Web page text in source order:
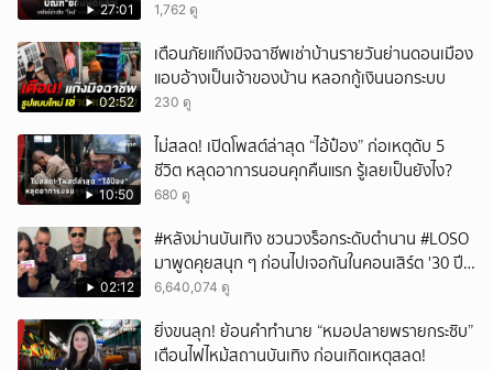
27:01 1,762 ดู
02:52
เตือนภัยแก๊งมิจฉาชีพเช่าบ้านรายวันย่านดอนเมือง
แอบอ้างเป็นเจ้าของบ้าน หลอกกู้เงินนอกระบบ
230 ดู
10:50
ไม่สลด! เปิดโพสต์ล่าสุด “ไอ้ป๋อง” ก่อเหตุดับ 5
ชีวิต หลุดอาการนอนคุกคืนแรก รู้เลยเป็นยังไง?
680 ดู
02:12
#หลังม่านบันเทิง ชวนวงร็อกระดับตำนาน #LOSO
มาพูดคุยสนุก ๆ ก่อนไปเจอกันในคอนเสิร์ต '30 ปี
LOSO นานเท่าไรก็รอ'
6,640,074 ดู
ยิ่งขนลุก! ย้อนคำทำนาย “หมอปลายพรายกระซิบ”
เตือนไฟไหม้สถานบันเทิง ก่อนเกิดเหตุสลด!